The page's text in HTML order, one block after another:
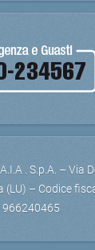
. S.p.A. – Via
– Codice